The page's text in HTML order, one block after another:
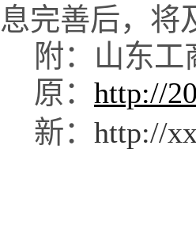
息完善后， 将
附：山东
原 ： http://
新： http://